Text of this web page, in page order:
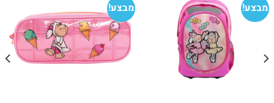
מבצע! מבצע!
הוסף
למועדפים